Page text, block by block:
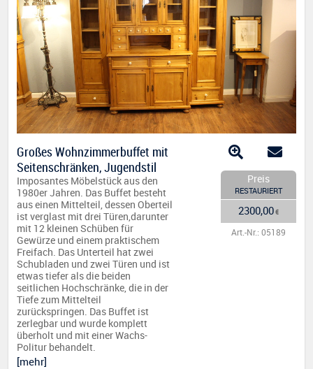
Großes Wohnzimmerbuffet mit
Seitenschränken, Jugendstil
Imposantes Möbelstück aus den
1980er Jahren. Das Buffet besteht
aus einen Mittelteil, dessen Oberteil
ist verglast mit drei Türen,darunter
mit 12 kleinen Schüben für
Gewürze und einem praktischem
Freifach. Das Unterteil hat zwei
Schubladen und zwei Türen und ist
etwas tiefer als die beiden
seitlichen Hochschränke, die in der
Tiefe zum Mittelteil
zurückspringen. Das Buffet ist
zerlegbar und wurde komplett
überholt und mit einer Wachs-
Politur behandelt.
[mehr]
Preis
RESTAURIERT
2300,00€
Art.-Nr.: 05189